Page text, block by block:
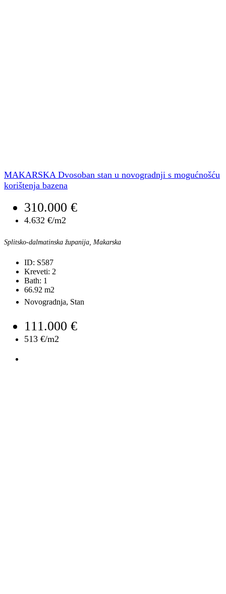
MAKARSKA Dvosoban stan u novogradnji s mogućnošću
korištenja bazena
310.000 €
4.632 €/m2
Splitsko-dalmatinska županija, Makarska
ID: S587
Kreveti: 2
Bath: 1
66.92 m2
Novogradnja, Stan
111.000 €
513 €/m2